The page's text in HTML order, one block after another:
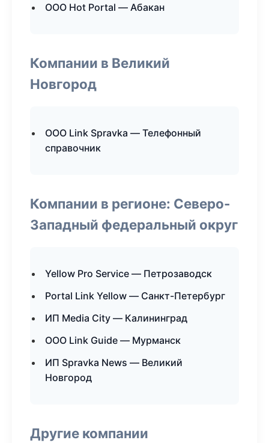
ООО Hot Portal — Абакан
Компании в Великий
Новгород
ООО Link Spravka — Телефонный
справочник
Компании в регионе: Северо-
Западный федеральный округ
Yellow Pro Service — Петрозаводск
Portal Link Yellow — Санкт-Петербург
ИП Media City — Калининград
ООО Link Guide — Мурманск
ИП Spravka News — Великий
Новгород
Другие компании